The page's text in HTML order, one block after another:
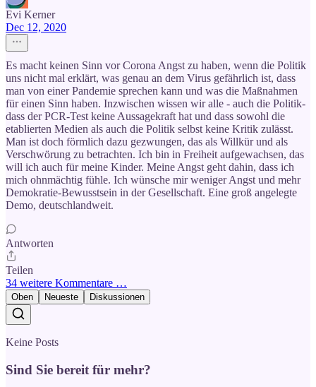
Evi Kerner
Dec 12, 2020
Es macht keinen Sinn vor Corona Angst zu haben, wenn die Politik
uns nicht mal erklärt, was genau an dem Virus gefährlich ist, dass
man von einer Pandemie sprechen kann und was die Maßnahmen
für einen Sinn haben. Inzwischen wissen wir alle - auch die Politik-
dass der PCR-Test keine Aussagekraft hat und dass sowohl die
etablierten Medien als auch die Politik selbst keine Kritik zulässt.
Man ist doch förmlich dazu gezwungen, das als Willkür und als
Verschwörung zu betrachten. Ich bin in Freiheit aufgewachsen, das
will ich auch für meine Kinder. Meine Angst geht dahin, dass ich
mich ohnmächtig fühle. Ich wünsche mir weniger Angst und mehr
Demokratie-Bewusstsein in der Gesellschaft. Eine groß angelegte
Demo, deutschlandweit.
Antworten
Teilen
34 weitere Kommentare …
Oben Neueste Diskussionen
Keine Posts
Sind Sie bereit für mehr?